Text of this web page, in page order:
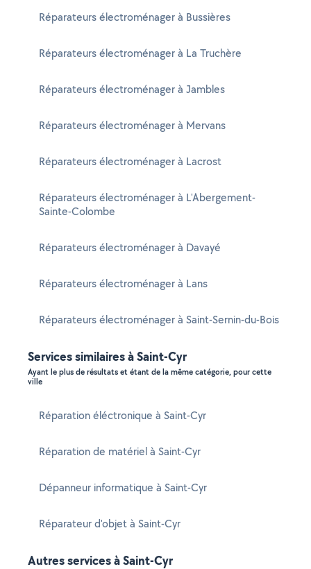
Réparateurs électroménager à Bussières
Réparateurs électroménager à La Truchère
Réparateurs électroménager à Jambles
Réparateurs électroménager à Mervans
Réparateurs électroménager à Lacrost
Réparateurs électroménager à L'Abergement-
Sainte-Colombe
Réparateurs électroménager à Davayé
Réparateurs électroménager à Lans
Réparateurs électroménager à Saint-Sernin-du-Bois
Services similaires à Saint-Cyr
Ayant le plus de résultats et étant de la même catégorie, pour cette
ville
Réparation éléctronique à Saint-Cyr
Réparation de matériel à Saint-Cyr
Dépanneur informatique à Saint-Cyr
Réparateur d'objet à Saint-Cyr
Autres services à Saint-Cyr